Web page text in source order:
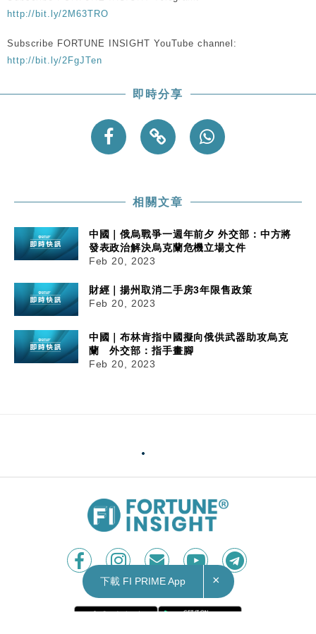
http://bit.ly/2M63TRO
Subscribe FORTUNE INSIGHT YouTube channel:
http://bit.ly/2FgJTen
即時分享
相關文章
中國｜俄烏戰爭一週年前夕 外交部：中方將
發表政治解決烏克蘭危機立場文件
Feb 20, 2023
財經｜揚州取消二手房3年限售政策
Feb 20, 2023
中國｜布林肯指中國擬向俄供武器助攻烏克
蘭 外交部：指手畫腳
Feb 20, 2023
下載 FI PRIME App ×